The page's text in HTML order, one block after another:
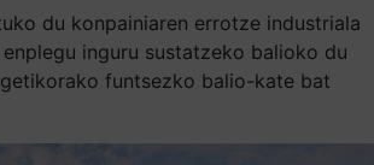
du konpainiaren errotze industriala
inguru sustatzeko balioko du
funtsezko balio-kate bat